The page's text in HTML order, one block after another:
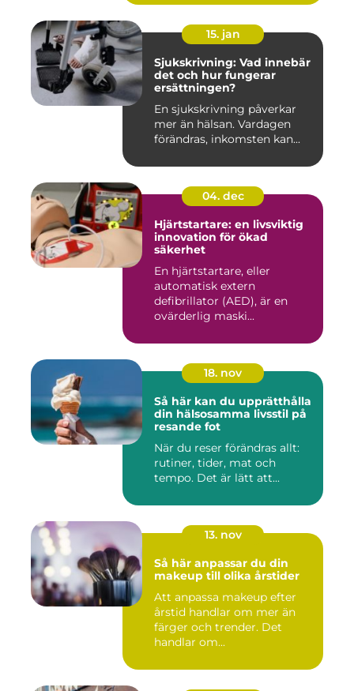
15. jan
Sjukskrivning: Vad innebär
det och hur fungerar
ersättningen?
En sjukskrivning påverkar
mer än hälsan. Vardagen
förändras, inkomsten kan...
04. dec
Hjärtstartare: en livsviktig
innovation för ökad
säkerhet
En hjärtstartare, eller
automatisk extern
defibrillator (AED), är en
ovärderlig maski...
18. nov
Så här kan du upprätthålla
din hälsosamma livsstil på
resande fot
När du reser förändras allt:
rutiner, tider, mat och
tempo. Det är lätt att...
13. nov
Så här anpassar du din
makeup till olika årstider
Att anpassa makeup efter
årstid handlar om mer än
färger och trender. Det
handlar om...